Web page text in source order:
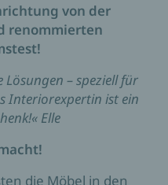
von der
renommierten
– speziell für
Interiorexpertin ist ein
Elle
die Möbel in den